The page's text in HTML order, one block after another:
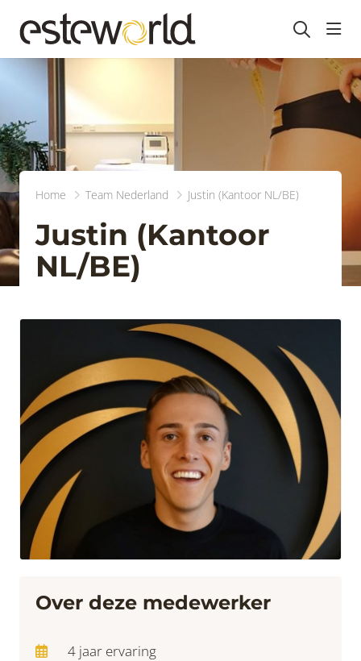
Home Team Nederland Justin (Kantoor NL/BE)
Justin (Kantoor
NL/BE)
Over deze medewerker
4 jaar ervaring